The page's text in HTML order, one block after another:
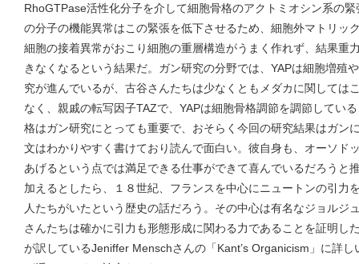
RhoGTPase活性化分子を介して細胞骨格のアクトミオシン系の
の分子の機能異常はこの緊張を低下させるため、細胞外マトリッ
細胞の接着異常がおこり細胞の重層構造がうまく作れず、結果重
きなくなるという結果だ。ガン研究の分野では、YAPは細胞増殖
究が進んでいるが、古谷さんたちは少なくともメダカに関しては
なく、親戚の転写因子TAZで、YAPは細胞骨格調節を調節してい
格はガン研究にとっても重要で、おそらく今回の研究結果はガン
文はわかりやすく書けており読んで面白い。彼自身も、オーソド
あげるという点では満足できる仕事ができて喜んでいるだろうと
加えるとしたら、１８世紀、フランスを中心にニュートンの引力
人たちがいたという歴史の話だろう。その中心は有名なジョルジ
さんたちは確かに引力も形態形成に関わる力であることを証明し
が訳しているJeniffer Menschさんの「Kant’s Organicism」に詳